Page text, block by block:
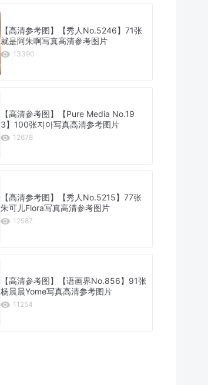
【高清参考图】【秀人No.5246】71张
就是阿朱啊写真高清参考图片
13390
【高清参考图】【Pure Media No.19
3】100张지아写真高清参考图片
12678
【高清参考图】【秀人No.5215】77张
朱可儿Flora写真高清参考图片
12587
【高清参考图】【语画界No.856】91张
杨晨晨Yome写真高清参考图片
11254